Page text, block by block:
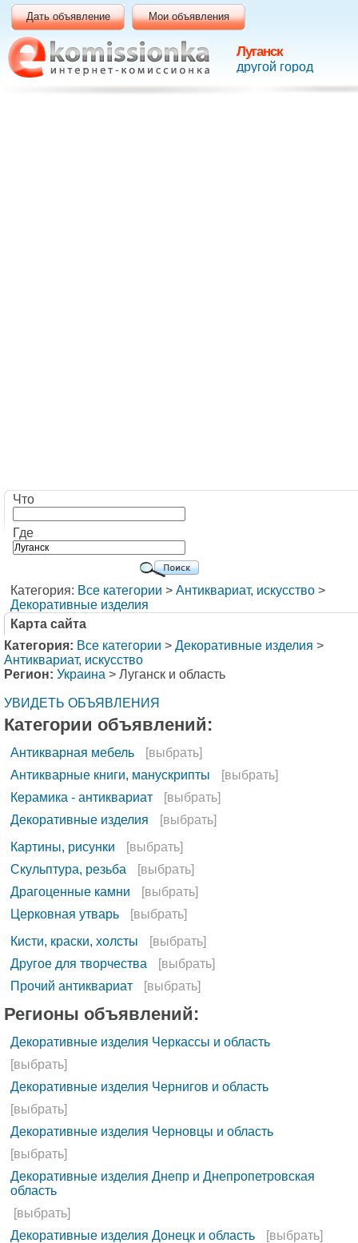
Луганск
другой город
Дать объявление Мои объявления
Что
Где
Категория: Все категории > Антиквариат, искусство >
Декоративные изделия
Карта сайта
Категория: Все категории > Декоративные изделия >
Антиквариат, искусство
Регион: Украина > Луганск и область
УВИДЕТЬ ОБЪЯВЛЕНИЯ
Категории объявлений:
Антикварная мебель
[выбрать]
Антикварные книги, манускрипты
[выбрать]
Керамика - антиквариат
[выбрать]
Декоративные изделия
[выбрать]
Картины, рисунки
[выбрать]
Скульптура, резьба
[выбрать]
Драгоценные камни
[выбрать]
Церковная утварь
[выбрать]
Кисти, краски, холсты
[выбрать]
Другое для творчества
[выбрать]
Прочий антиквариат
[выбрать]
Регионы объявлений:
Декоративные изделия Черкассы и область
[выбрать]
Декоративные изделия Чернигов и область
[выбрать]
Декоративные изделия Черновцы и область
[выбрать]
Декоративные изделия Днепр и Днепропетровская
область
[выбрать]
Декоративные изделия Донецк и область
[выбрать]